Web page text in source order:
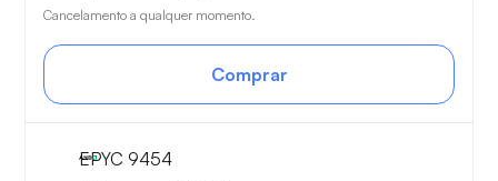
Cancelamento a qualquer momento.
Comprar
EPYC 9454